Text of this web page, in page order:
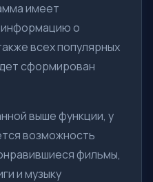
имеет
о
всех популярных
сформирован
выше функции, у
возможность
фильмы,
и музыку